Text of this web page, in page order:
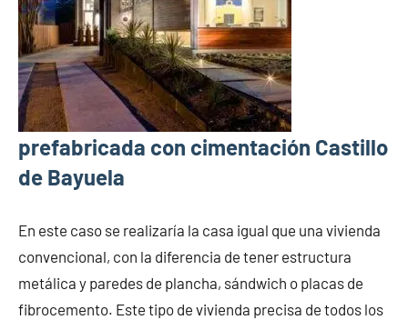
prefabricada con cimentación Castillo
de Bayuela
En este caso se realizaría la casa igual que una vivienda
convencional, con la diferencia de tener estructura
metálica y paredes de plancha, sándwich o placas de
fibrocemento. Este tipo de vivienda precisa de todos los